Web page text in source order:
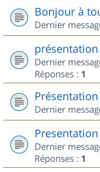
Bonjour à
Dernier
Dernier
Réponses : 1
Dernier
Dernier
Réponses : 1